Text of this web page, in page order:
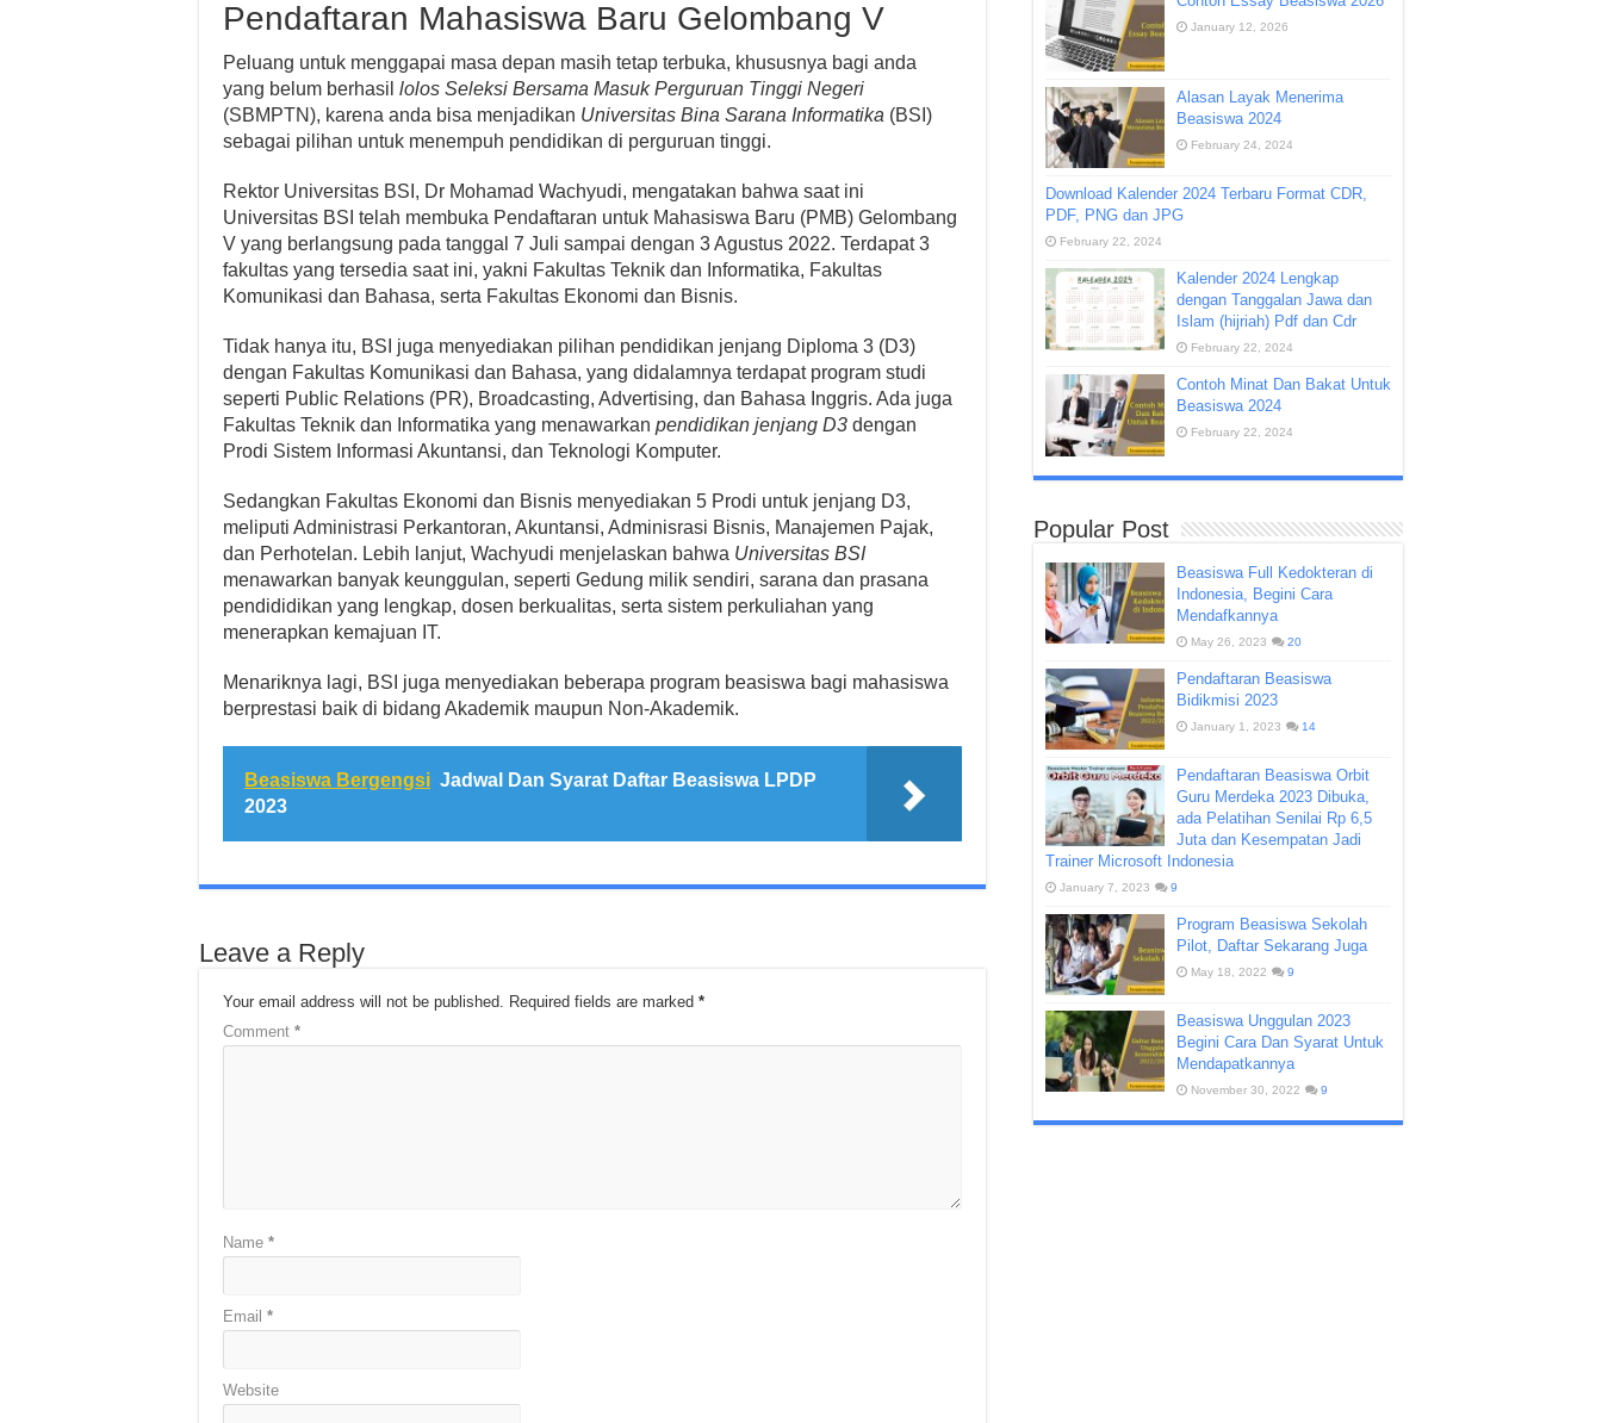
Pendaftaran Mahasiswa Baru Gelombang V
Peluang untuk menggapai masa depan masih tetap terbuka, khususnya bagi anda
yang belum berhasil lolos Seleksi Bersama Masuk Perguruan Tinggi Negeri
(SBMPTN), karena anda bisa menjadikan Universitas Bina Sarana Informatika (BSI)
sebagai pilihan untuk menempuh pendidikan di perguruan tinggi.
Rektor Universitas BSI, Dr Mohamad Wachyudi, mengatakan bahwa saat ini
Universitas BSI telah membuka Pendaftaran untuk Mahasiswa Baru (PMB) Gelombang
V yang berlangsung pada tanggal 7 Juli sampai dengan 3 Agustus 2022. Terdapat 3
fakultas yang tersedia saat ini, yakni Fakultas Teknik dan Informatika, Fakultas
Komunikasi dan Bahasa, serta Fakultas Ekonomi dan Bisnis.
Tidak hanya itu, BSI juga menyediakan pilihan pendidikan jenjang Diploma 3 (D3)
dengan Fakultas Komunikasi dan Bahasa, yang didalamnya terdapat program studi
seperti Public Relations (PR), Broadcasting, Advertising, dan Bahasa Inggris. Ada juga
Fakultas Teknik dan Informatika yang menawarkan pendidikan jenjang D3 dengan
Prodi Sistem Informasi Akuntansi, dan Teknologi Komputer.
Sedangkan Fakultas Ekonomi dan Bisnis menyediakan 5 Prodi untuk jenjang D3,
meliputi Administrasi Perkantoran, Akuntansi, Adminisrasi Bisnis, Manajemen Pajak,
dan Perhotelan. Lebih lanjut, Wachyudi menjelaskan bahwa Universitas BSI
menawarkan banyak keunggulan, seperti Gedung milik sendiri, sarana dan prasana
pendididikan yang lengkap, dosen berkualitas, serta sistem perkuliahan yang
menerapkan kemajuan IT.
Menariknya lagi, BSI juga menyediakan beberapa program beasiswa bagi mahasiswa
berprestasi baik di bidang Akademik maupun Non-Akademik.
Beasiswa Bergengsi Jadwal Dan Syarat Daftar Beasiswa LPDP
2023
Leave a Reply
Your email address will not be published. Required fields are marked *
Comment *
Name *
Email *
Website
January 12, 2026
Alasan Layak Menerima
Beasiswa 2024
February 24, 2024
Download Kalender 2024 Terbaru Format CDR,
PDF, PNG dan JPG
February 22, 2024
Kalender 2024 Lengkap
dengan Tanggalan Jawa dan
Islam (hijriah) Pdf dan Cdr
February 22, 2024
Contoh Minat Dan Bakat Untuk
Beasiswa 2024
February 22, 2024
Popular Post
Beasiswa Full Kedokteran di
Indonesia, Begini Cara
Mendafkannya
May 26, 2023 20
Pendaftaran Beasiswa
Bidikmisi 2023
January 1, 2023 14
Pendaftaran Beasiswa Orbit
Guru Merdeka 2023 Dibuka,
ada Pelatihan Senilai Rp 6,5
Juta dan Kesempatan Jadi
Trainer Microsoft Indonesia
January 7, 2023 9
Program Beasiswa Sekolah
Pilot, Daftar Sekarang Juga
May 18, 2022 9
Beasiswa Unggulan 2023
Begini Cara Dan Syarat Untuk
Mendapatkannya
November 30, 2022 9